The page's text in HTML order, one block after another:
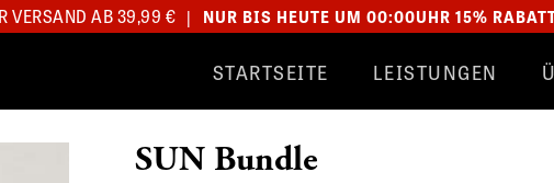
VERSAND AB 39,99 € | NUR BIS HEUTE UM 00:00UHR 15%
STARTSEITE LEISTUNGEN
SUN Bundle